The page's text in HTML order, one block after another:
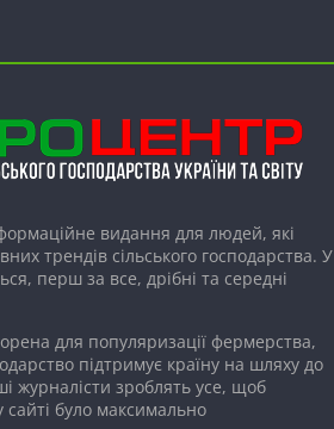
видання для людей, які
трендів сільського господарства. У
перш за все, дрібні та середні
для популяризації фермерства,
підтримує країну на шляху до
журналісти зроблять усе, щоб
було максимально